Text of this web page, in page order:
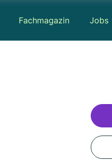
Fachmagazin Jobs